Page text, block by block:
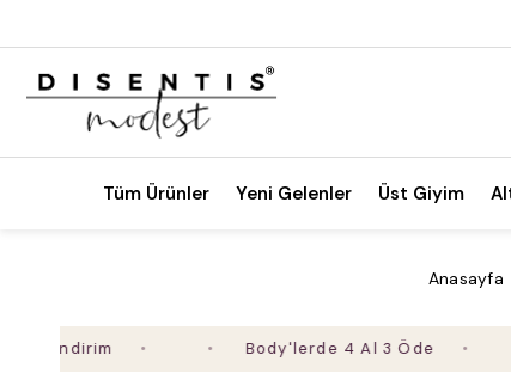
Tüm Ürünler Yeni Gelenler Üst Giyim
Anasayfa
İndirim Body'lerde 4 Al 3 Öde